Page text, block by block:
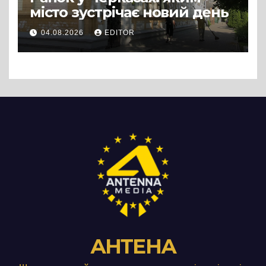
місто зустрічає новий день
04.08.2026 EDITOR
АНТЕНА